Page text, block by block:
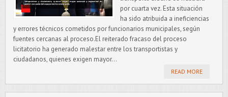
por cuarta vez. Esta situación
ha sido atribuida a ineficiencias
y errores técnicos cometidos por funcionarios municipales, según
fuentes cercanas al proceso.El reiterado fracaso del proceso
licitatorio ha generado malestar entre los transportistas y
ciudadanos, quienes exigen mayor...
READ MORE